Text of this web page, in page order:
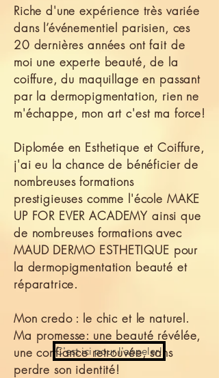
Riche d'une expérience très variée
dans l’événementiel parisien, ces
20 dernières années ont fait de
moi une experte beauté, de la
coiffure, du maquillage en passant
par la dermopigmentation, rien ne
m'échappe, mon art c'est ma force!
Diplomée en Esthetique et Coiffure,
j'ai eu la chance de bénéficier de
nombreuses formations
prestigieuses comme l'école MAKE
UP FOR EVER ACADEMY ainsi que
de nombreuses formations avec
MAUD DERMO ESTHETIQUE pour
la dermopigmentation beauté et
réparatrice.
Mon credo : le chic et le naturel.
Ma promesse: une beauté révélée,
une confiance retrouvée, sans
perdre son identité!
C'est ici pour l'appeler!